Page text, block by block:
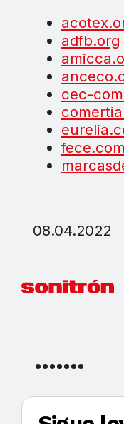
adfb.org
cec-
fece.com
08.04.2022